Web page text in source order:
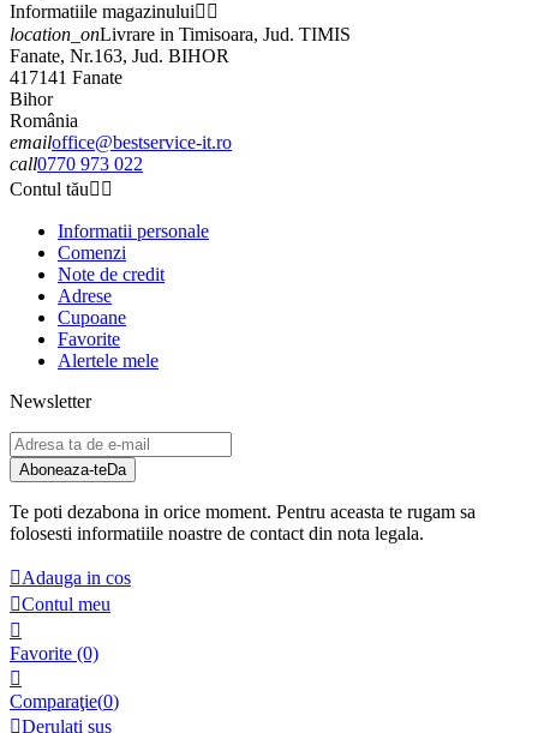
Informatiile magazinului 
location_onLivrare in Timisoara, Jud. TIMIS
Fanate, Nr.163, Jud. BIHOR
417141 Fanate
Bihor
România
emailoffice@bestservice-it.ro
call0770 973 022
Contul tău 
Informatii personale
Comenzi
Note de credit
Adrese
Cupoane
Favorite
Alertele mele
Newsletter
Aboneaza-teDa
Te poti dezabona in orice moment. Pentru aceasta te rugam sa
folosesti informatiile noastre de contact din nota legala.
Adauga in cos
Contul meu

Favorite (0)

Comparaţie(0)
Derulați sus